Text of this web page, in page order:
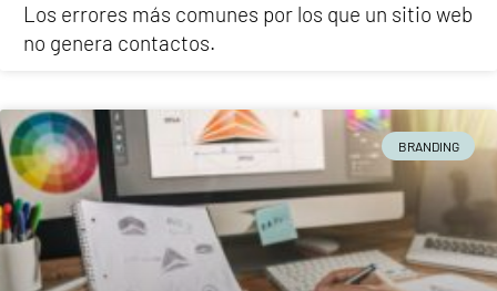
Los errores más comunes por los que un sitio web
no genera contactos.
BRANDING